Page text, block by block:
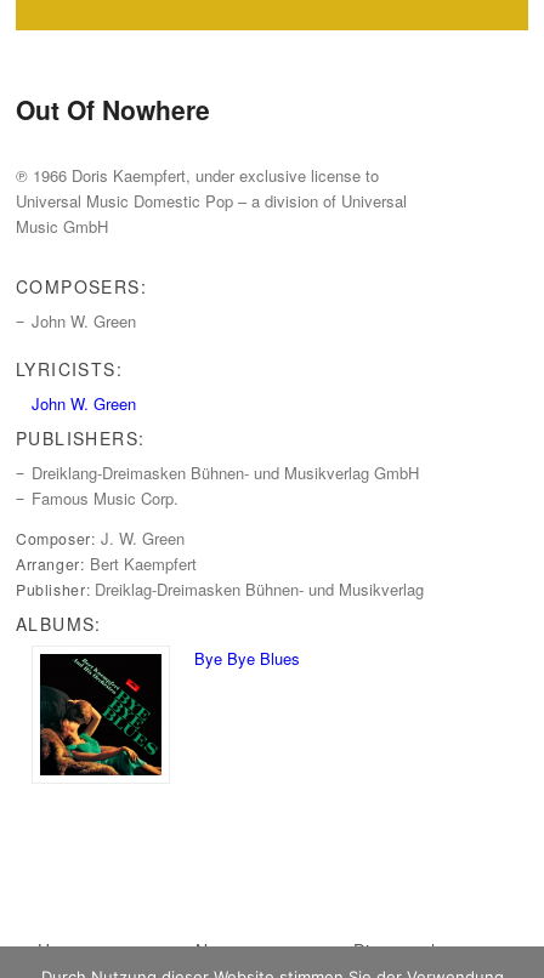
Out Of Nowhere
℗ 1966 Doris Kaempfert, under exclusive license to
Universal Music Domestic Pop – a division of Universal
Music GmbH
COMPOSERS:
John W.‭ ‬Green
LYRICISTS:
John W. Green
PUBLISHERS:
Dreiklang-Dreimasken Bühnen- und Musikverlag GmbH
Famous Music Corp.
Composer: J. W. Green
Arranger: Bert Kaempfert
Publisher: Dreiklag-Dreimasken Bühnen- und Musikverlag
ALBUMS:
Bye Bye Blues
Main menuSkip to primary
Skip to secondary
Home News
Discography